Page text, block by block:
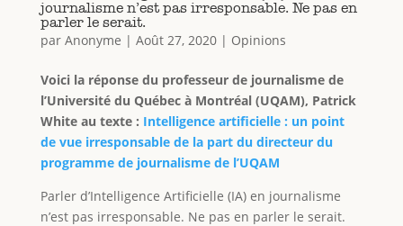
journalisme n’est pas irresponsable. Ne pas en
parler le serait.
par Anonyme | Août 27, 2020| Opinions
Voici la réponse du professeur de journalisme de
l’Université du Québec à Montréal (UQAM), Patrick
White au texte : Intelligence artificielle : un point
de vue irresponsable de la part du directeur du
programme de journalisme de l’UQAM
Parler d’Intelligence Artificielle (IA) en journalisme
n’est pas irresponsable. Ne pas en parler le serait.